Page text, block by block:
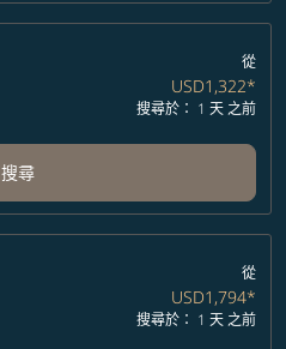
從
USD1,322*
搜尋於： 1 天 之前
搜尋
從
USD1,794*
搜尋於： 1 天 之前